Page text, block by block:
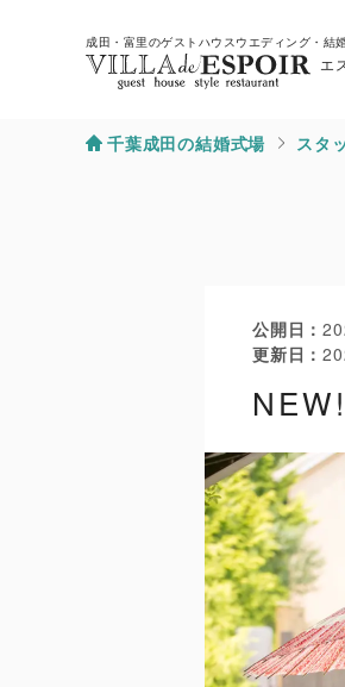
成田・富里のゲストハウスウエディング・結
エ
千葉成田の結婚式場 スタ
公開日
更新日